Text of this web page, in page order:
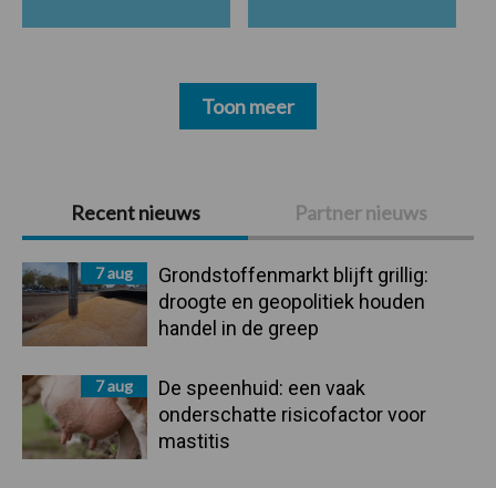
Primaire
Sidebar
Recent nieuws Partner nieuws
7 aug
Grondstoffenmarkt blijft grillig:
droogte en geopolitiek houden
handel in de greep
7 aug
De speenhuid: een vaak
onderschatte risicofactor voor
mastitis
Toon meer